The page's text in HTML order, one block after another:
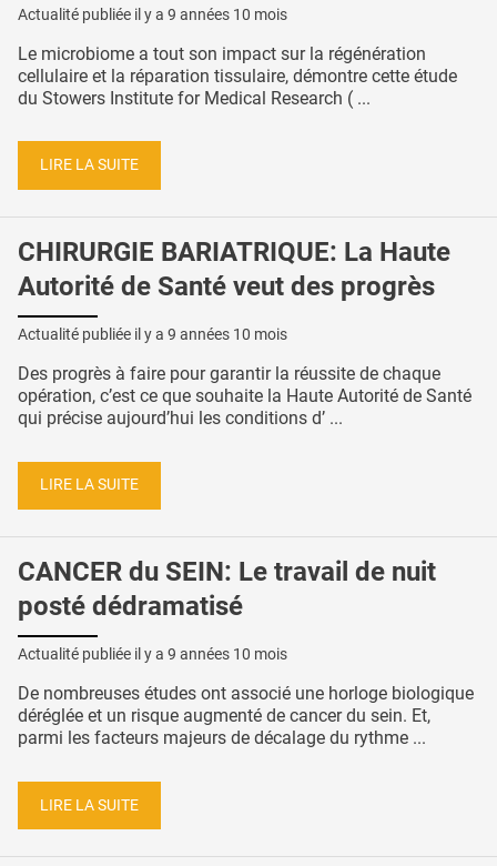
Actualité publiée il y a 9 années 10 mois
Le microbiome a tout son impact sur la régénération
cellulaire et la réparation tissulaire, démontre cette étude
du Stowers Institute for Medical Research ( ...
LIRE LA SUITE
CHIRURGIE BARIATRIQUE: La Haute
Autorité de Santé veut des progrès
Actualité publiée il y a 9 années 10 mois
Des progrès à faire pour garantir la réussite de chaque
opération, c’est ce que souhaite la Haute Autorité de Santé
qui précise aujourd’hui les conditions d’ ...
LIRE LA SUITE
CANCER du SEIN: Le travail de nuit
posté dédramatisé
Actualité publiée il y a 9 années 10 mois
De nombreuses études ont associé une horloge biologique
déréglée et un risque augmenté de cancer du sein. Et,
parmi les facteurs majeurs de décalage du rythme ...
LIRE LA SUITE